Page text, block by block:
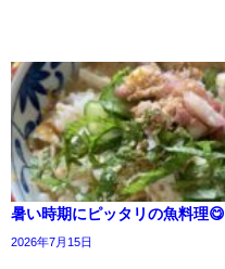
暑い時期にピッタリの魚料理😋
2026年7月15日